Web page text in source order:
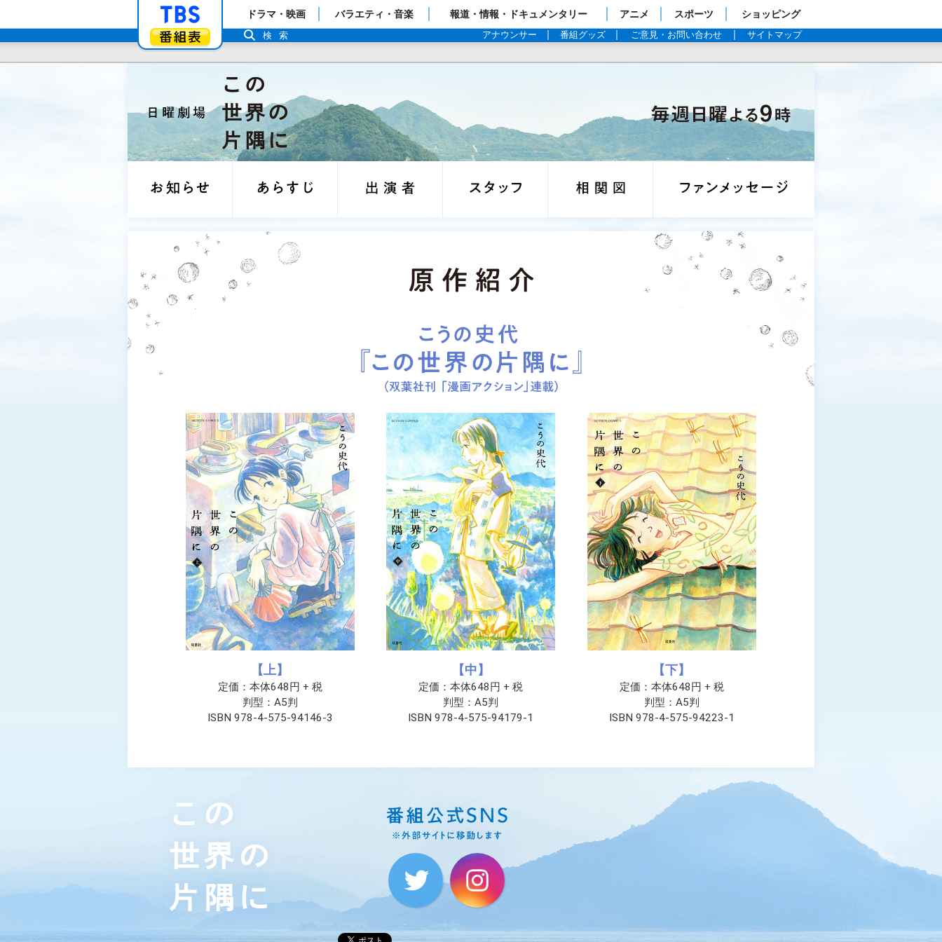
「TBSテレビ」トップページ
番組表
ドラマ・映画 バラエティ・音楽 報道・情報・ドキュメンタリー アニメ スポーツ ショッピング
アナウンサー 番組グッズ ご意見・お問い合わせ サイトマップ
検索
【上】
定価：本体648円 + 税
判型：A5判
ISBN 978-4-575-94146-3
【中】
定価：本体648円 + 税
判型：A5判
ISBN 978-4-575-94179-1
【下】
定価：本体648円 + 税
判型：A5判
ISBN 978-4-575-94223-1